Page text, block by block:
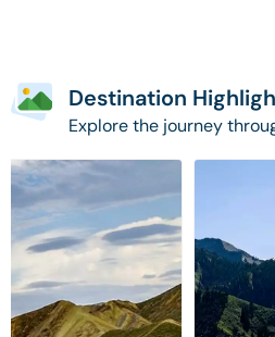
Destination
Explore the journey